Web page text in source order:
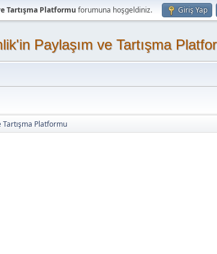
Tartışma Platformu forumuna hoşgeldiniz. Giriş Yap
Paylaşım ve Tartışma
Tartışma Platformu